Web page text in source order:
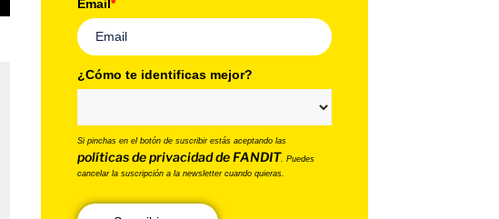
Email*
¿Cómo te identificas mejor?
Si pinchas en el botón de suscribir estás aceptando las
políticas de privacidad de FANDIT . Puedes
cancelar la suscripción a la newsletter cuando quieras.